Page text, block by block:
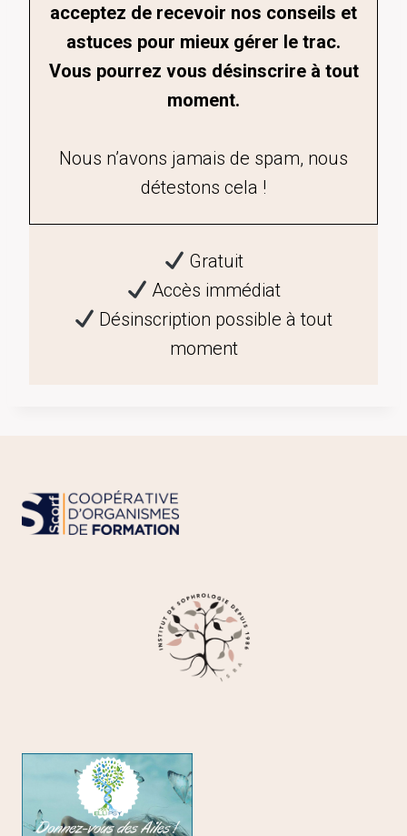
acceptez de recevoir nos conseils et
astuces pour mieux gérer le trac.
Vous pourrez vous désinscrire à tout
moment.
Nous n’avons jamais de spam, nous
détestons cela !
Gratuit
Accès immédiat
Désinscription possible à tout
moment